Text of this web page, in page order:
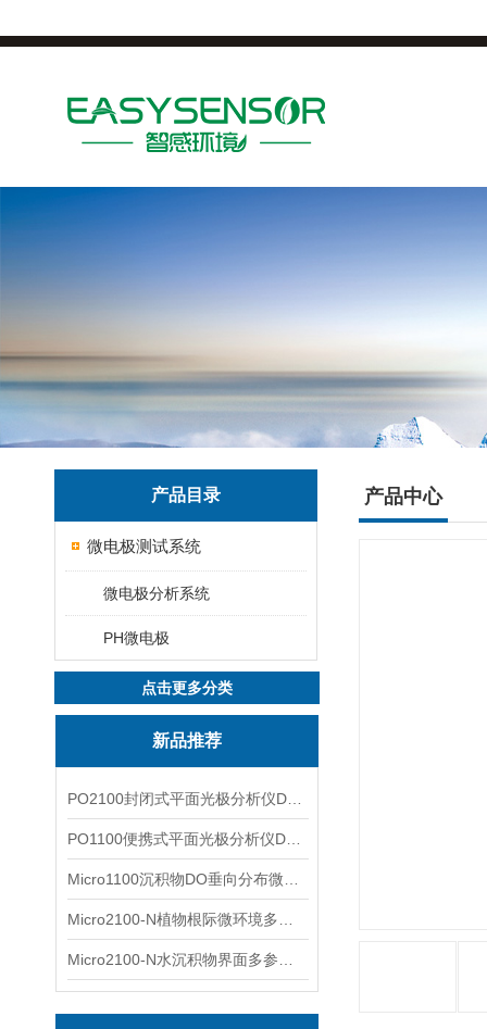
产品目录
微电极测试系统
微电极分析系统
PH微电极
点击更多分类
新品推荐
产品中心